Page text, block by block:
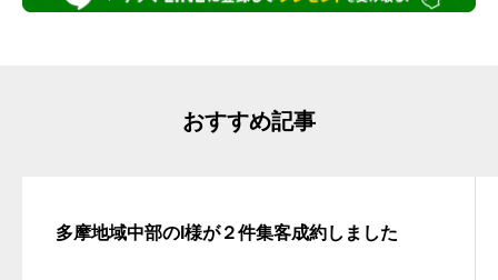
おすすめ記事
多摩地域中部のI様が２件集客成約しました